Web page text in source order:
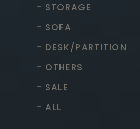
- STORAGE
- SOFA
- DESK/PARTITION
- OTHERS
- SALE
- ALL